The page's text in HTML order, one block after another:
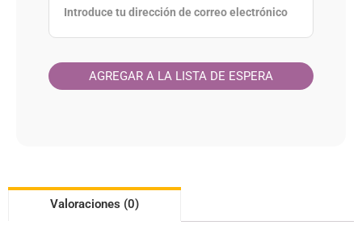
Valoraciones (0)